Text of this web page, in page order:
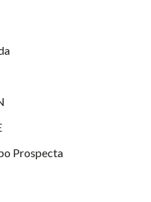
Prospecta